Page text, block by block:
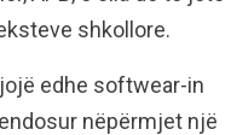
shkollore.
edhe softwear-in
nëpërmjet një